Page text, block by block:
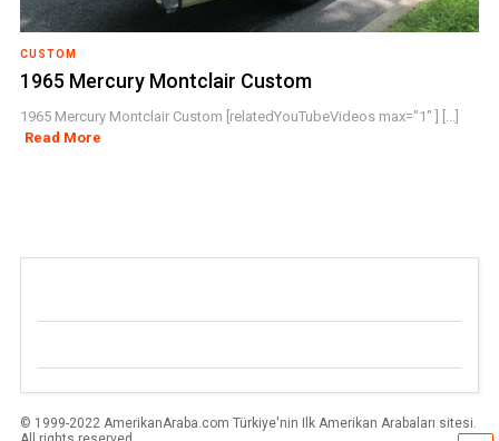
CUSTOM
1965 Mercury Montclair Custom
1965 Mercury Montclair Custom [relatedYouTubeVideos max="1" ] [...]
Read More
© 1999-2022 AmerikanAraba.com Türkiye'nin Ilk Amerikan Arabaları sitesi.